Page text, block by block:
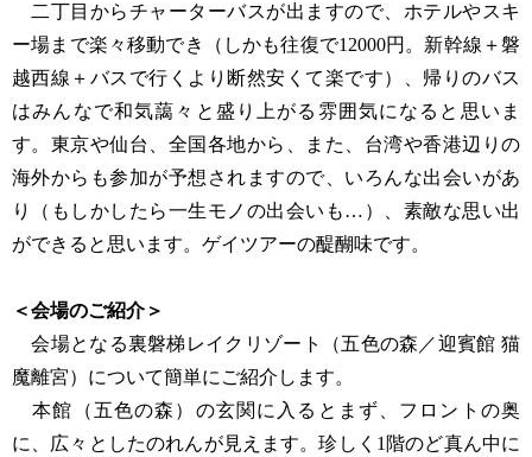
二丁目からチャーターバスが出ますので、ホテルやスキ
ー場まで楽々移動でき（しかも往復で12000円。新幹線＋磐
越西線＋バスで行くより断然安くて楽です）、帰りのバス
はみんなで和気藹々と盛り上がる雰囲気になると思いま
す。東京や仙台、全国各地から、また、台湾や香港辺りの
海外からも参加が予想されますので、いろんな出会いがあ
り（もしかしたら一生モノの出会いも…）、素敵な思い出
ができると思います。ゲイツアーの醍醐味です。
＜会場のご紹介＞
会場となる裏磐梯レイクリゾート（五色の森／迎賓館 猫
魔離宮）について簡単にご紹介します。
本館（五色の森）の玄関に入るとまず、フロントの奥
に、広々としたのれんが見えます。珍しく1階のど真ん中に